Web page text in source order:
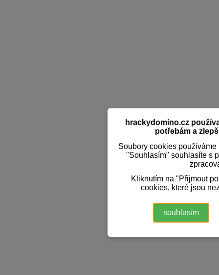
hrackydomino.cz
potřebám a
Soubory cookies
"Souhlasím" souhlasíte s
Kliknutím na "Přijmout
cookies, které jsou
souhlasím